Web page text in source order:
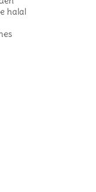
halal